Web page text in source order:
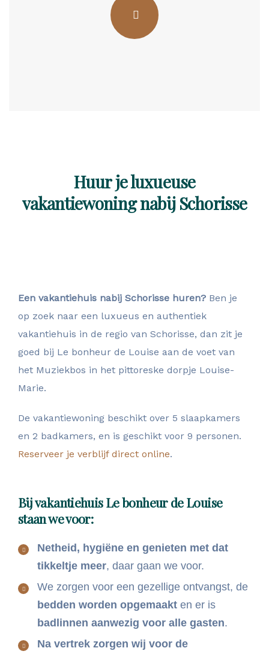
Huur je luxueuse
vakantiewoning nabij Schorisse
Een vakantiehuis nabij Schorisse huren? Ben je
op zoek naar een luxueus en authentiek
vakantiehuis in de regio van Schorisse, dan zit je
goed bij Le bonheur de Louise aan de voet van
het Muziekbos in het pittoreske dorpje Louise-
Marie.
De vakantiewoning beschikt over 5 slaapkamers
en 2 badkamers, en is geschikt voor 9 personen.
Reserveer je verblijf direct online.
Bij vakantiehuis Le bonheur de Louise
staan we voor:
Netheid, hygiëne en genieten met dat
tikkeltje meer, daar gaan we voor.
We zorgen voor een gezellige ontvangst, de
bedden worden opgemaakt en er is
badlinnen aanwezig voor alle gasten.
Na vertrek zorgen wij voor de